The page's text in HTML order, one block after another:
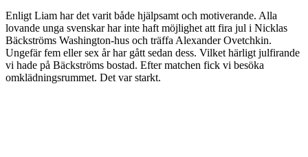
Enligt Liam har det varit både hjälpsamt och motiverande. Alla
lovande unga svenskar har inte haft möjlighet att fira jul i Nicklas
Bäckströms Washington-hus och träffa Alexander Ovetchkin.
Ungefär fem eller sex år har gått sedan dess. Vilket härligt julfirande
vi hade på Bäckströms bostad. Efter matchen fick vi besöka
omklädningsrummet. Det var starkt.